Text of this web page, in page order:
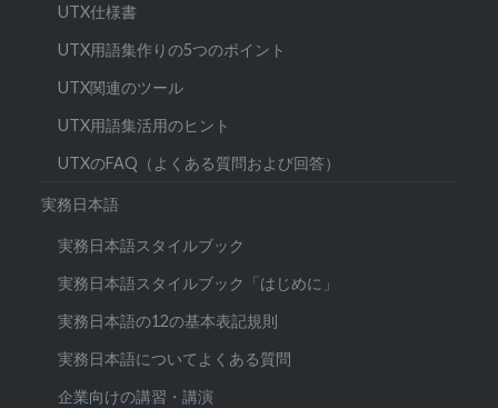
UTX仕様書
UTX用語集作りの5つのポイント
UTX関連のツール
UTX用語集活用のヒント
UTXのFAQ（よくある質問および回答）
実務日本語
実務日本語スタイルブック
実務日本語スタイルブック「はじめに」
実務日本語の12の基本表記規則
実務日本語についてよくある質問
企業向けの講習・講演